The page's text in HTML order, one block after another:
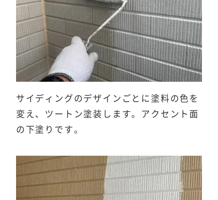
サイディングのデザインごとに塗料の色を
変え、ツートン塗装します。アクセント面
の下塗りです。